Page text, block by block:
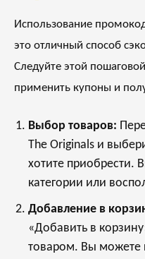
Использование
это отличный способ
Следуйте этой
применить купоны и
Выбор товаров:
The Originals и
хотите приобрести.
категории или
Добавление в
«Добавить в
товаром. Вы можете